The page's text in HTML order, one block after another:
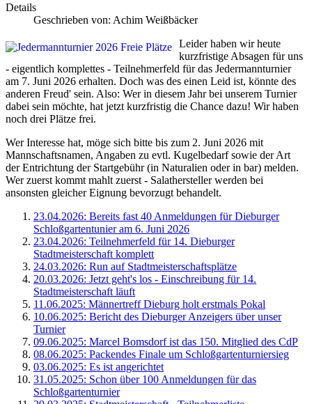
Details
Geschrieben von: Achim Weißbäcker
Leider haben wir heute
kurzfristige Absagen für uns
- eigentlich komplettes - Teilnehmerfeld für das Jedermannturnier
am 7. Juni 2026 erhalten. Doch was des einen Leid ist, könnte des
anderen Freud' sein. Also: Wer in diesem Jahr bei unserem Turnier
dabei sein möchte, hat jetzt kurzfristig die Chance dazu! Wir haben
noch drei Plätze frei.
Wer Interesse hat, möge sich bitte bis zum 2. Juni 2026 mit
Mannschaftsnamen, Angaben zu evtl. Kugelbedarf sowie der Art
der Entrichtung der Startgebühr (in Naturalien oder in bar) melden.
Wer zuerst kommt mahlt zuerst - Salathersteller werden bei
ansonsten gleicher Eignung bevorzugt behandelt.
23.04.2026: Bereits fast 40 Anmeldungen für Dieburger
Schloßgartentunier am 6. Juni 2026
23.04.2026: Teilnehmerfeld für 14. Dieburger
Stadtmeisterschaft komplett
24.03.2026: Run auf Stadtmeisterschaftsplätze
20.03.2026: Jetzt geht's los - Einschreibung für 14.
Stadtmeisterschaft läuft
11.06.2025: Männertreff Dieburg holt erstmals Pokal
10.06.2025: Bericht des Dieburger Anzeigers über unser
Turnier
09.06.2025: Marcel Bomsdorf ist das 150. Mitglied des CdP
08.06.2025: Packendes Finale um Schloßgartenturniersieg
03.06.2025: Es ist angerichtet
31.05.2025: Schon über 100 Anmeldungen für das
Schloßgartenturnier